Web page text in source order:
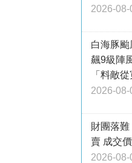
2026-08-
白海豚
飆9級陣
「料敵
2026-08-
財團落
賣 成交
2026-08-